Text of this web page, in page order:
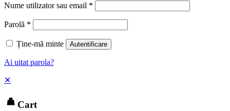
Nume utilizator sau email *
Parolă *
Ține-mă minte Autentificare
Ai uitat parola?
✕
Cart